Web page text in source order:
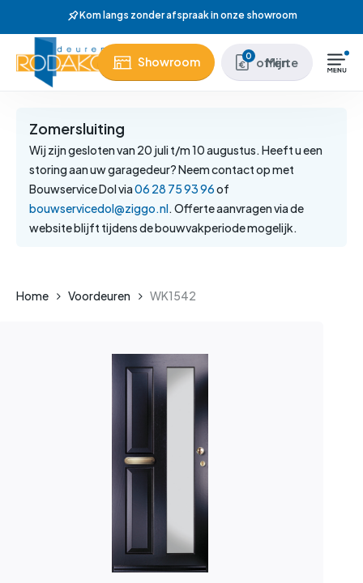
content
Wij hebben meer dan 37 jaar ervaring
Showroom 0 Mijn offerte
Zomersluiting
Wij zijn gesloten van 20 juli t/m 10 augustus. Heeft u een
storing aan uw garagedeur? Neem contact op met
Bouwservice Dol via06 28 75 93 96of
bouwservicedol@ziggo.nl. Offerte aanvragen via de
website blijft tijdens de bouwvakperiode mogelijk.
Home Voordeuren WK1542
Close
Menu